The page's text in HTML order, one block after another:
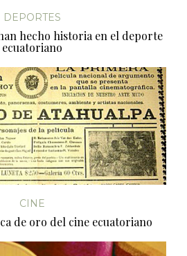
DEPORTES
hecho historia en el deporte
ecuatoriano
CINE
de oro del cine ecuatoriano